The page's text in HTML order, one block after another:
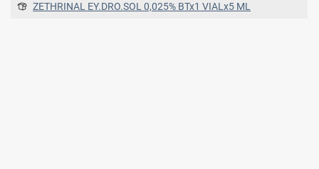
ZETHRINAL EY.DRO.SOL 0,025% BTx1 VIALx5 ML